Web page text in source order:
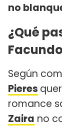
no
¿Qué
Según
Pieres
romance
Zaira no